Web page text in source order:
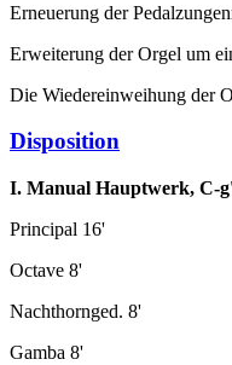
Erneuerung der
Erweiterung der Orgel um
Die Wiedereinweihung der
Disposition
I. Manual Hauptwerk, C-
Principal 16'
Octave 8'
Nachthornged. 8'
Gamba 8'